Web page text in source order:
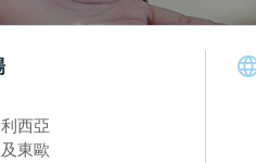
西亞
東歐